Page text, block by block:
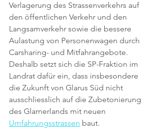
Verlagerung des Strassenverkehrs auf
den öffentlichen Verkehr und den
Langsamverkehr sowie die bessere
Aulastung von Personenwagen durch
Carsharing- und Mitfahrangebote.
Deshalb setzt sich die SP-Fraktion im
Landrat dafür ein, dass insbesondere
die Zukunft von Glarus Süd nicht
ausschliesslich auf die Zubetonierung
des Glarnerlands mit neuen
Umfahrungsstrassen baut.